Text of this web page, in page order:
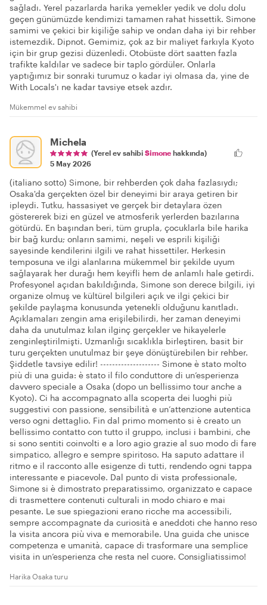
sağladı. Yerel pazarlarda harika yemekler yedik ve dolu dolu
geçen günümüzde kendimizi tamamen rahat hissettik. Simone
samimi ve çekici bir kişiliğe sahip ve ondan daha iyi bir rehber
istemezdik. Dipnot. Gemimiz, çok az bir maliyet farkıyla Kyoto
için bir grup gezisi düzenledi. Otobüste dört saatten fazla
trafikte kaldılar ve sadece bir taplo gördüler. Onlarla
yaptığımız bir sonraki turumuz o kadar iyi olmasa da, yine de
With Locals'ı ne kadar tavsiye etsek azdır.
Mükemmel ev sahibi
Michela
(Yerel ev sahibi Simone hakkında)
5 May 2026
(italiano sotto) Simone, bir rehberden çok daha fazlasıydı;
Osaka'da gerçekten özel bir deneyimi bir araya getiren bir
ipleydi. Tutku, hassasiyet ve gerçek bir detaylara özen
göstererek bizi en güzel ve atmosferik yerlerden bazılarına
götürdü. En başından beri, tüm grupla, çocuklarla bile harika
bir bağ kurdu; onların samimi, neşeli ve esprili kişiliği
sayesinde kendilerini ilgili ve rahat hissettiler. Herkesin
temposuna ve ilgi alanlarına mükemmel bir şekilde uyum
sağlayarak her durağı hem keyifli hem de anlamlı hale getirdi.
Profesyonel açıdan bakıldığında, Simone son derece bilgili, iyi
organize olmuş ve kültürel bilgileri açık ve ilgi çekici bir
şekilde paylaşma konusunda yetenekli olduğunu kanıtladı.
Açıklamaları zengin ama erişilebilirdi, her zaman deneyimi
daha da unutulmaz kılan ilginç gerçekler ve hikayelerle
zenginleştirilmişti. Uzmanlığı sıcaklıkla birleştiren, basit bir
turu gerçekten unutulmaz bir şeye dönüştürebilen bir rehber.
Şiddetle tavsiye edilir! -------------------- Simone è stato molto
più di una guida: è stato il filo conduttore di un’esperienza
davvero speciale a Osaka (dopo un bellissimo tour anche a
Kyoto). Ci ha accompagnato alla scoperta dei luoghi più
suggestivi con passione, sensibilità e un’attenzione autentica
verso ogni dettaglio. Fin dal primo momento si è creato un
bellissimo contatto con tutto il gruppo, inclusi i bambini, che
si sono sentiti coinvolti e a loro agio grazie al suo modo di fare
simpatico, allegro e sempre spiritoso. Ha saputo adattare il
ritmo e il racconto alle esigenze di tutti, rendendo ogni tappa
interessante e piacevole. Dal punto di vista professionale,
Simone si è dimostrato preparatissimo, organizzato e capace
di trasmettere contenuti culturali in modo chiaro e mai
pesante. Le sue spiegazioni erano ricche ma accessibili,
sempre accompagnate da curiosità e aneddoti che hanno reso
la visita ancora più viva e memorabile. Una guida che unisce
competenza e umanità, capace di trasformare una semplice
visita in un’esperienza che resta nel cuore. Consigliatissimo!
Harika Osaka turu